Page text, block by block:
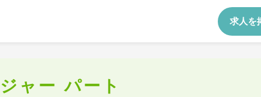
求人を
ャー パート